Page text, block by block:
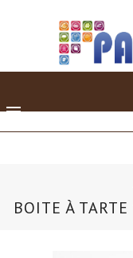

BOITE À